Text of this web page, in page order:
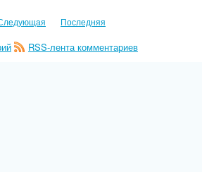
Последняя
RSS-лента комментариев